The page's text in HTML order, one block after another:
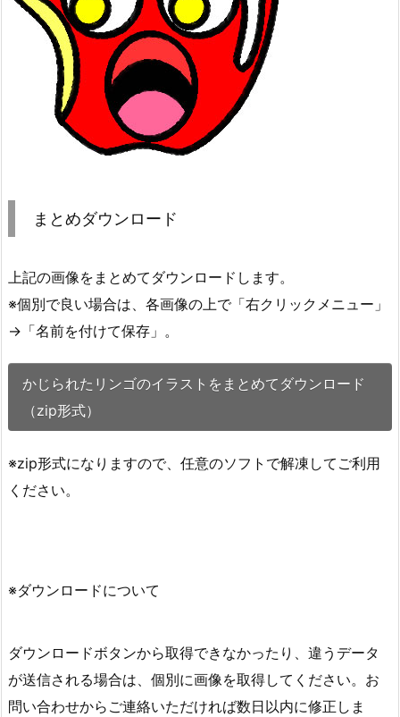
まとめダウンロード
上記の画像をまとめてダウンロードします。
※個別で良い場合は、各画像の上で「右クリックメニュー」
→「名前を付けて保存」。
かじられたリンゴのイラストをまとめてダウンロード
（zip形式）
※zip形式になりますので、任意のソフトで解凍してご利用
ください。
※ダウンロードについて
ダウンロードボタンから取得できなかったり、違うデータ
が送信される場合は、個別に画像を取得してください。お
問い合わせからご連絡いただければ数日以内に修正しま